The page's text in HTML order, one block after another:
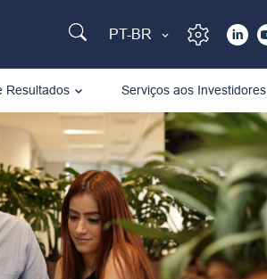
PT-BR
Resultados Serviços aos Investidores